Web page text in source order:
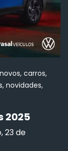
carros,
novidades,
2025
23 de